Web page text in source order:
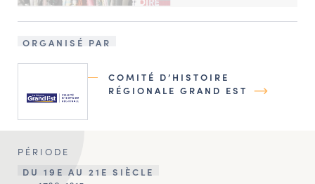
ORGANISÉ PAR
COMITÉ D’HISTOIRE
RÉGIONALE GRAND EST
PÉRIODE
DU 19E AU 21E SIÈCLE